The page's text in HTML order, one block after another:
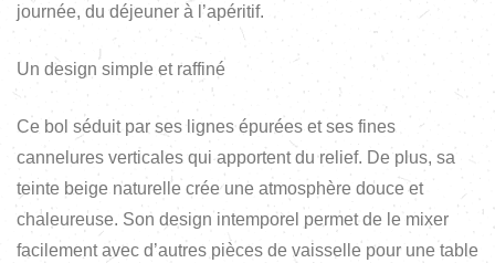
journée, du déjeuner à l’apéritif.
Un design simple et raffiné
Ce bol séduit par ses lignes épurées et ses fines
cannelures verticales qui apportent du relief. De plus, sa
teinte beige naturelle crée une atmosphère douce et
chaleureuse. Son design intemporel permet de le mixer
facilement avec d’autres pièces de vaisselle pour une table